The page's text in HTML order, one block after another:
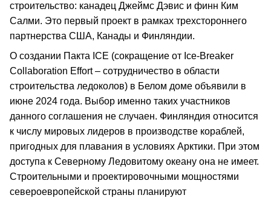
строительство: канадец Джеймс Дэвис и финн Ким
Салми. Это первый проект в рамках трехстороннего
партнерства США, Канады и Финляндии.
О создании Пакта ICE (сокращение от Ice-Breaker
Collaboration Effort – сотрудничество в области
строительства ледоколов) в Белом доме объявили в
июне 2024 года. Выбор именно таких участников
данного соглашения не случаен. Финляндия относится
к числу мировых лидеров в производстве кораблей,
пригодных для плавания в условиях Арктики. При этом
доступа к Северному Ледовитому океану она не имеет.
Строительными и проектировочными мощностями
североевропейской страны планируют